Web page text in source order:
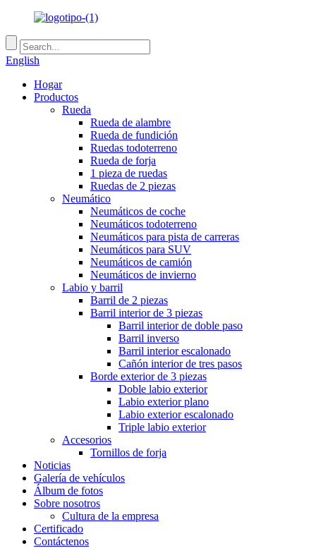
English
Hogar
Productos
Rueda
Rueda de alambre
Rueda de fundición
Ruedas todoterreno
Rueda de forja
1 pieza de ruedas
Ruedas de 2 piezas
Neumático
Neumáticos de coche
Neumáticos todoterreno
Neumáticos para pista de carreras
Neumáticos para SUV
Neumáticos de camión
Neumáticos de invierno
Labio y barril
Barril de 2 piezas
Barril interior de 3 piezas
Barril interior de doble paso
Barril inverso
Barril interior escalonado
Cañón interior de tres pasos
Borde exterior de 3 piezas
Doble labio exterior
Labio exterior plano
Labio exterior escalonado
Triple labio exterior
Accesorios
Tornillos de forja
Noticias
Galería de vehículos
Álbum de fotos
Sobre nosotros
Cultura de la empresa
Certificado
Contáctenos